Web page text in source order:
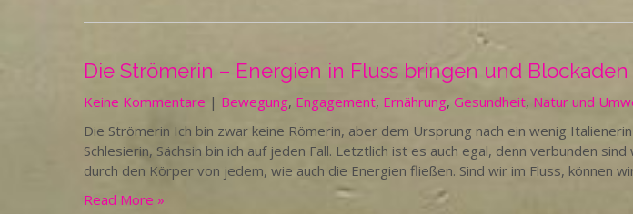
Die Strömerin – Energien in Fluss bringen und Blockaden
Keine Kommentare | Bewegung, Engagement, Ernährung, Gesundheit, Natur und
Die Strömerin Ich bin zwar keine Römerin, aber dem Ursprung nach ein wenig
Schlesierin, Sächsin bin ich auf jeden Fall. Letztlich ist es auch egal, denn verbunden sind
durch den Körper von jedem, wie auch die Energien fließen. Sind wir im Fluss, können
Read More »